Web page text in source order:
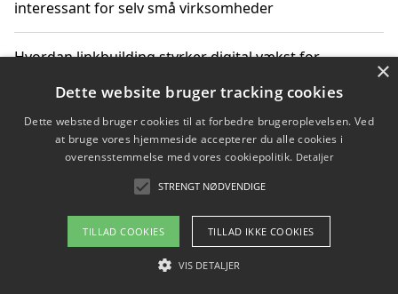
interessant for selv små virksomheder
Hvordan linkbuilding styrker digital vækst for
Sådan har udviklingen inden for genbrug af elektronik
ændret sig
Copyright 2026 - Pilanto Aps
Om / kontakt
×
Dette website bruger tracking cookies
Dette websted bruger cookies til at forbedre brugeroplevelsen. Ved
at bruge vores hjemmeside accepterer du alle cookies i
overensstemmelse med vores cookiepolitik. Detaljer
STRENGT NØDVENDIGE
TILLAD COOKIES TILLAD IKKE COOKIES
VIS DETALJER